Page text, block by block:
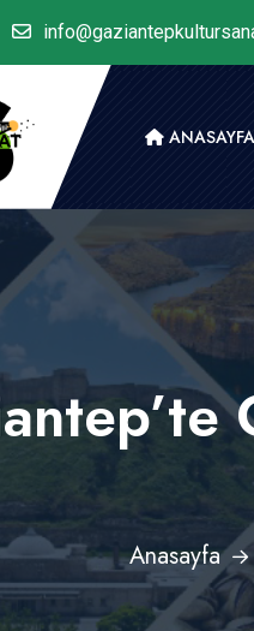
ANASAYFA
Anasayfa